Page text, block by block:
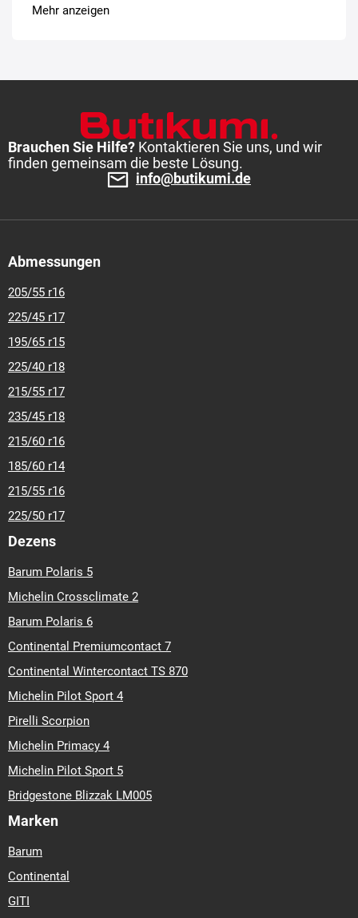
Mehr anzeigen
Brauchen Sie Hilfe? Kontaktieren Sie uns, und wir
finden gemeinsam die beste Lösung.
info@butikumi.de
Abmessungen
205/55 r16
225/45 r17
195/65 r15
225/40 r18
215/55 r17
235/45 r18
215/60 r16
185/60 r14
215/55 r16
225/50 r17
Dezens
Barum Polaris 5
Michelin Crossclimate 2
Barum Polaris 6
Continental Premiumcontact 7
Continental Wintercontact TS 870
Michelin Pilot Sport 4
Pirelli Scorpion
Michelin Primacy 4
Michelin Pilot Sport 5
Bridgestone Blizzak LM005
Marken
Barum
Continental
GITI